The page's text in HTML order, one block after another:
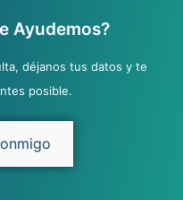
Ayudemos?
déjanos tus datos y te
posible.